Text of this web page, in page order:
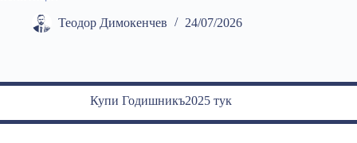
Теодор Димокенчев 24/07/2026
Купи Годишникъ2025 тук